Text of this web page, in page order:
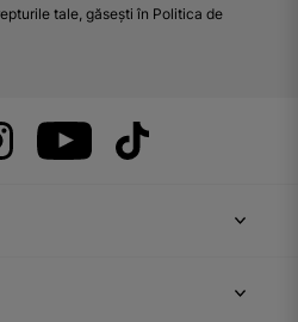
tale, găsești în Politica de